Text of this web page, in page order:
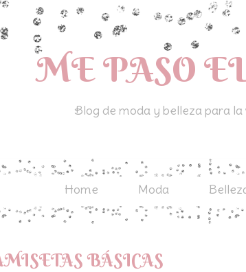
ME PASO
Blog de moda y belleza para la
Home Moda
BÁSICAS